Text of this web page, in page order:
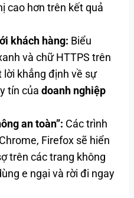
cao hơn trên kết quả
khách hàng: Biểu
và chữ HTTPS trên
khẳng định về sự
tín của doanh nghiệp
an toàn”: Các trình
Firefox sẽ hiển
trên các trang không
e ngại và rời đi ngay